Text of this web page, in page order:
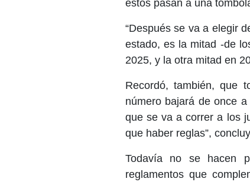
estos pasan a una
“Después se va a elegir
estado, es la mitad -de
2025, y la otra mitad en
Recordó, también, que
número bajará de once
que se va a correr a los
que haber reglas”,
Todavía no se hacen
reglamentos que